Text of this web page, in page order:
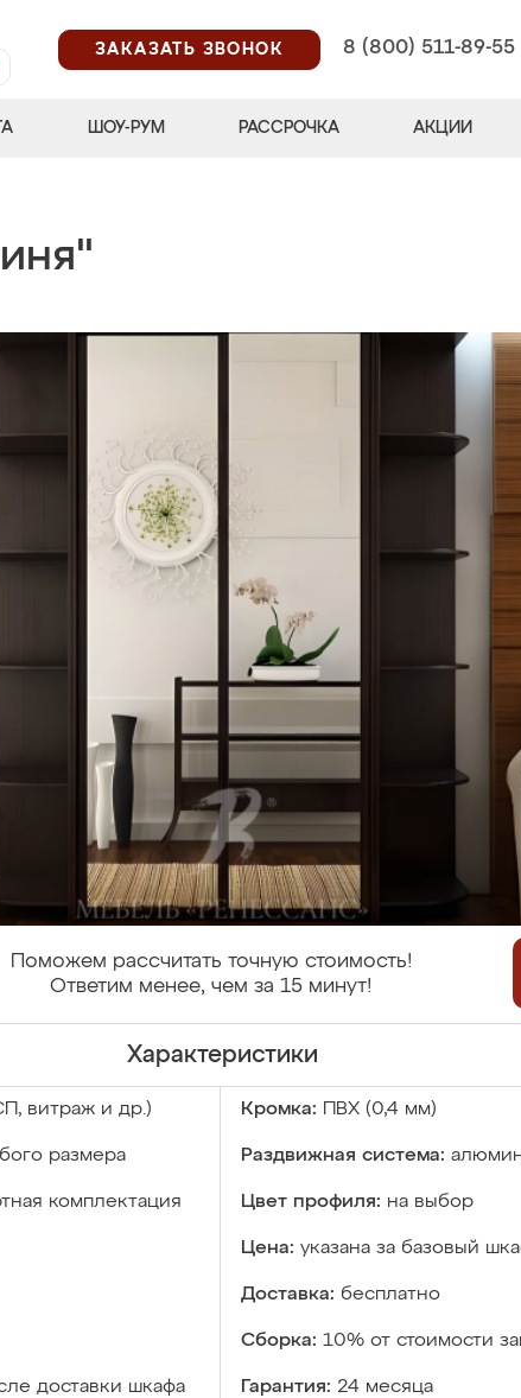
ЗАКАЗАТЬ ЗВОНОК
8 (800) 511-89-55
ШОУ-РУМ РАССРОЧКА АКЦИИ
Поможем рассчитать точную стоимость!
Ответим менее, чем за 15 минут!
Характеристики
витраж и др.) Кромка: ПВХ (0,4 мм)
размера Раздвижная система:
комплектация Цвет профиля: на выбор
Цена: указана за базовый
Доставка: бесплатно
Сборка: 10% от стоимости
доставки шкафа Гарантия: 24 месяца